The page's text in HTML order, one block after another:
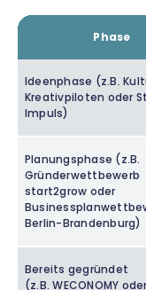
Phase
Ideenphase (z.B.
Kreativpiloten oder
Impuls)
Planungsphase (z.B.
Gründerwettbewerb
start2grow oder
Berlin-Brandenburg)
Bereits gegründet
(z.B. WECONOMY oder